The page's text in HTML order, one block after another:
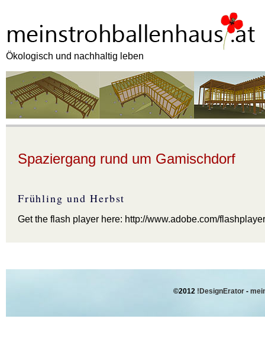
Ökologisch und nachhaltig leben
Spaziergang rund um Gamischdorf
Frühling und Herbst
Get the flash player here: http://www.adobe.com/flashplayer
©2012 !DesignErator -